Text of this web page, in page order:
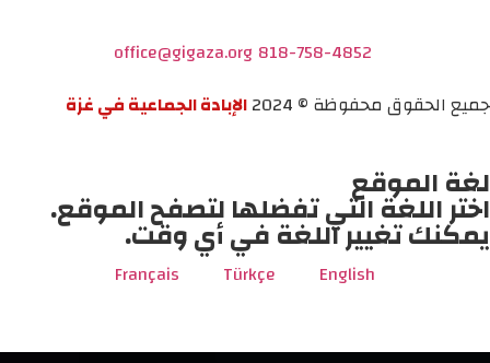
818-758-4852
office@gigaza.org
جميع الحقوق محفوظة © 2024
الإبادة الجماعية في غزة
لغة الموقع
اختر اللغة التي تفضلها لتصفح الموقع.
يمكنك تغيير اللغة في أي وقت.
English
Türkçe
Français